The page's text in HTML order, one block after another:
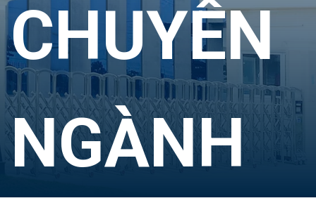
CHUYÊN
NGÀNH